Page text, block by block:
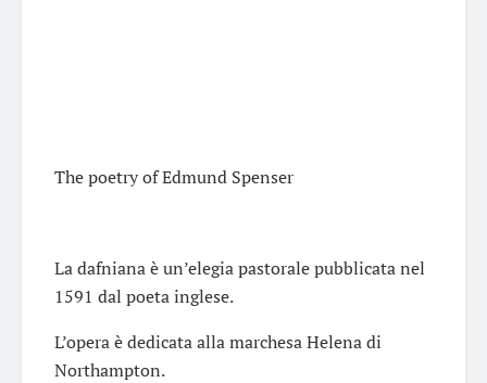
The poetry of Edmund Spenser
La dafniana è un’elegia pastorale pubblicata nel
1591 dal poeta inglese.
L’opera è dedicata alla marchesa Helena di
Northampton.